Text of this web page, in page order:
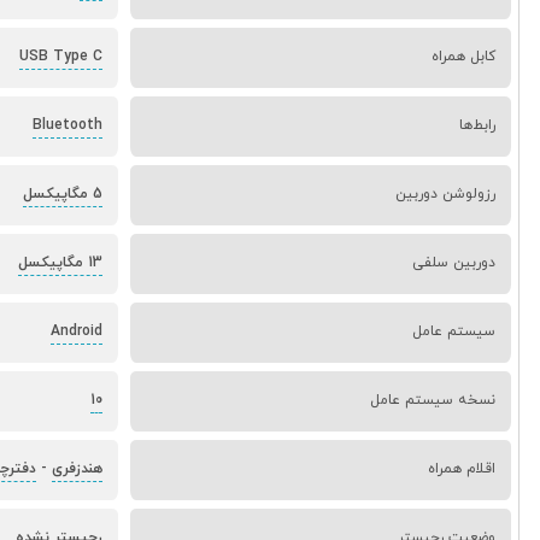
کابل همراه USB Type C
رابط‌ها Bluetooth
رزولوشن دوربین 5 مگاپیکسل
دوربین سلفی 13 مگاپیکسل
سیستم عامل Android
نسخه سیستم عامل 10
اقلام همراه هندزفری -